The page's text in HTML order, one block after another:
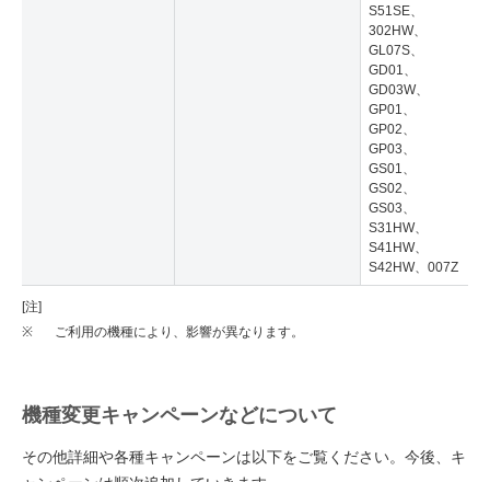
S51SE、
302HW、
GL07S、
GD01、
GD03W、
GP01、
GP02、
GP03、
GS01、
GS02、
GS03、
S31HW、
S41HW、
S42HW、007Z
[注]
※
ご利用の機種により、影響が異なります。
機種変更キャンペーンなどについて
その他詳細や各種キャンペーンは以下をご覧ください。今後、キ